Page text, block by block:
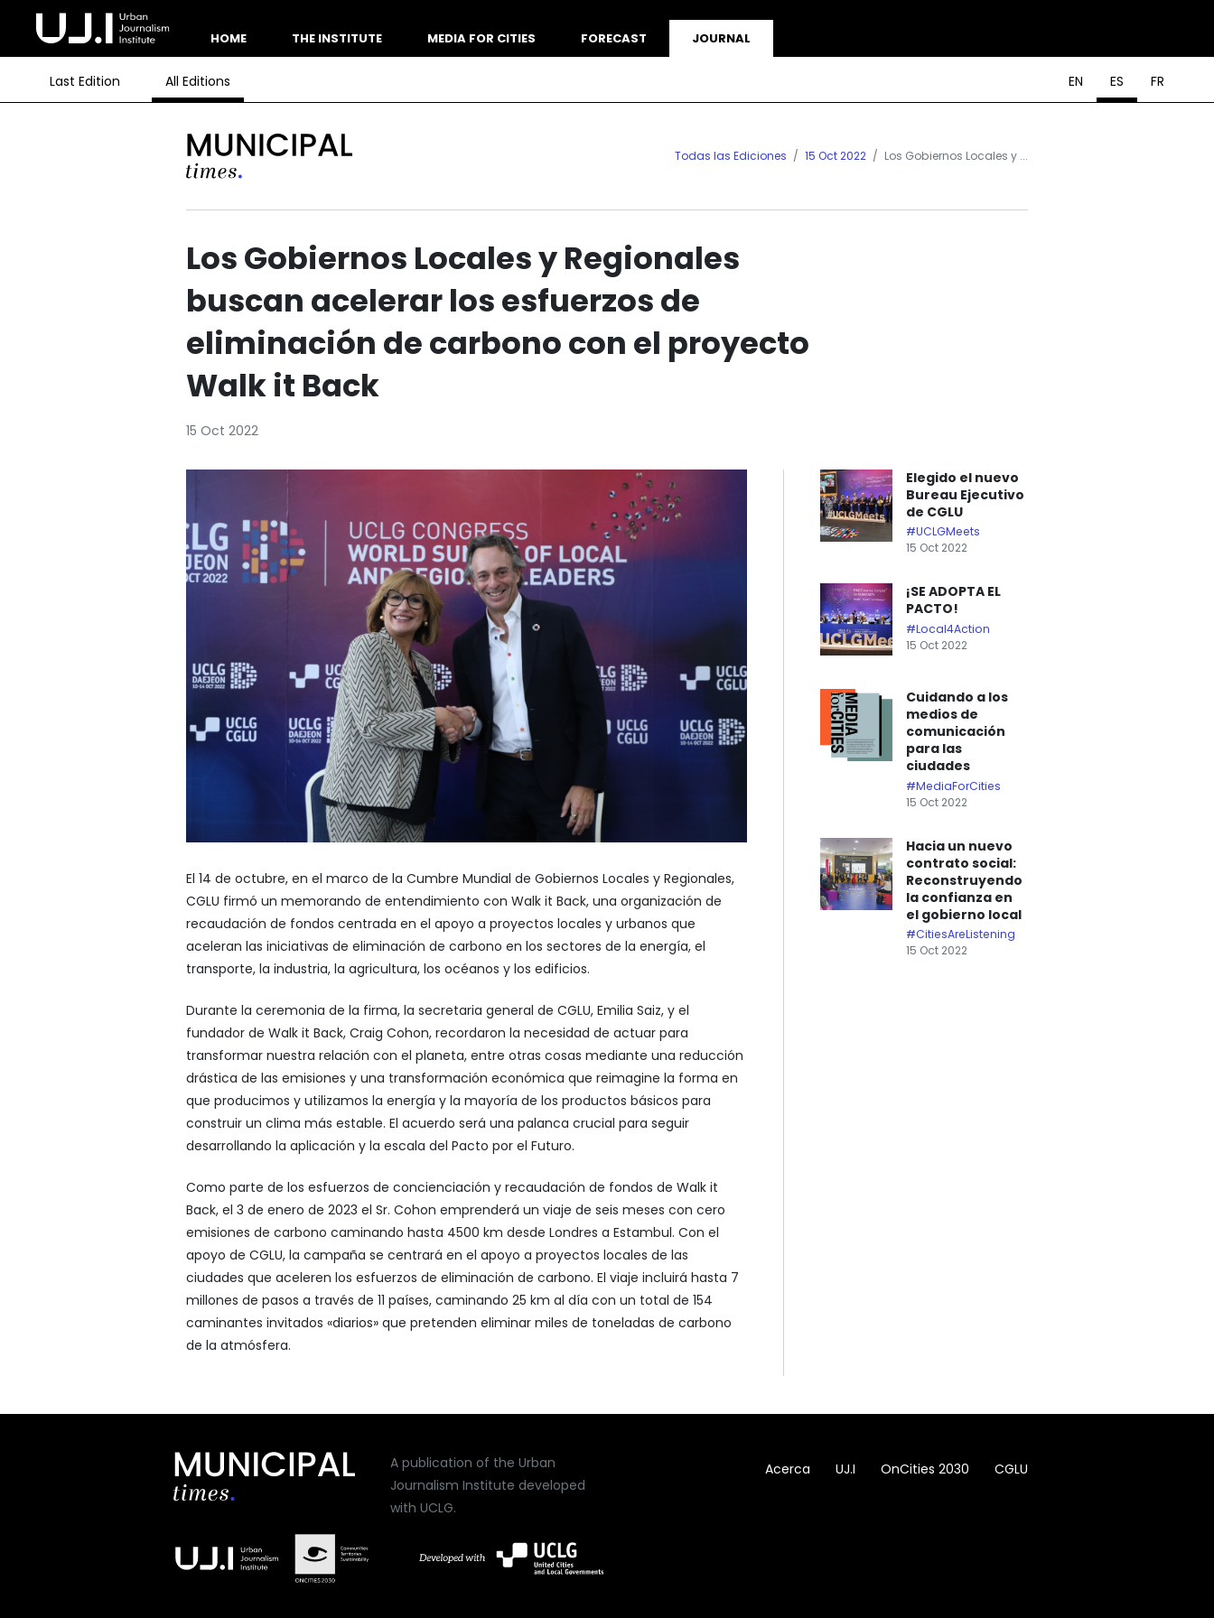
HOME THE INSTITUTE MEDIA FOR CITIES FORECAST JOURNAL
Last Edition All Editions EN ES FR
Todas las Ediciones 15 Oct 2022 Los Gobiernos Locales y ...
Los Gobiernos Locales y Regionales
buscan acelerar los esfuerzos de
eliminación de carbono con el proyecto
Walk it Back
15 Oct 2022
El 14 de octubre, en el marco de la Cumbre Mundial de Gobiernos Locales y Regionales,
CGLU firmó un memorando de entendimiento con Walk it Back, una organización de
recaudación de fondos centrada en el apoyo a proyectos locales y urbanos que
aceleran las iniciativas de eliminación de carbono en los sectores de la energía, el
transporte, la industria, la agricultura, los océanos y los edificios.
Durante la ceremonia de la firma, la secretaria general de CGLU, Emilia Saiz, y el
fundador de Walk it Back, Craig Cohon, recordaron la necesidad de actuar para
transformar nuestra relación con el planeta, entre otras cosas mediante una reducción
drástica de las emisiones y una transformación económica que reimagine la forma en
que producimos y utilizamos la energía y la mayoría de los productos básicos para
construir un clima más estable. El acuerdo será una palanca crucial para seguir
desarrollando la aplicación y la escala del Pacto por el Futuro.
Como parte de los esfuerzos de concienciación y recaudación de fondos de Walk it
Back, el 3 de enero de 2023 el Sr. Cohon emprenderá un viaje de seis meses con cero
emisiones de carbono caminando hasta 4500 km desde Londres a Estambul. Con el
apoyo de CGLU, la campaña se centrará en el apoyo a proyectos locales de las
ciudades que aceleren los esfuerzos de eliminación de carbono. El viaje incluirá hasta 7
millones de pasos a través de 11 países, caminando 25 km al día con un total de 154
caminantes invitados «diarios» que pretenden eliminar miles de toneladas de carbono
de la atmósfera.
Elegido el nuevo
Bureau Ejecutivo
de CGLU
#UCLGMeets
15 Oct 2022
¡SE ADOPTA EL
PACTO!
#Local4Action
15 Oct 2022
Cuidando a los
medios de
comunicación
para las
ciudades
#MediaForCities
15 Oct 2022
Hacia un nuevo
contrato social:
Reconstruyendo
la confianza en
el gobierno local
#CitiesAreListening
15 Oct 2022
A publication of the Urban
Journalism Institute developed
with UCLG.
Acerca UJ.I OnCities 2030 CGLU